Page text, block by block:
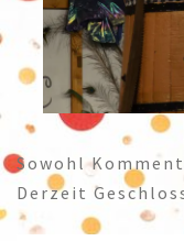
Sowohl
Derzeit